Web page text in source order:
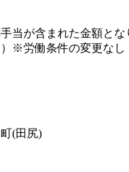
当が含まれた金額とな
※労働条件の変更なし
(田尻)